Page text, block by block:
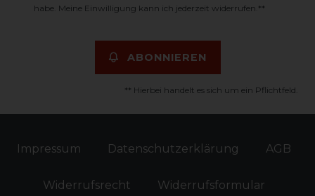
habe. Meine Einwilligung kann ich jederzeit widerrufen.**
ABONNIEREN
** Hierbei handelt es sich um ein Pflichtfeld.
Impressum Daten­schutz­erklärung AGB
Widerrufs­recht Widerrufs­formular